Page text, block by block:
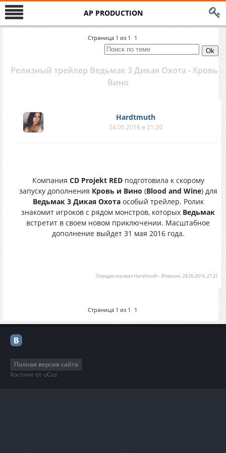
AP PRODUCTION
Страница 1 из 1 1
Релизный трейлер Ведьмак 3 Дикая Охота - Кровь и
Вино
Hardtmuth
24.05.2016 в 21:20
Компания CD Projekt REDподготовила к скорому
запуску дополнения Кровь и Вино (Blood and Wine) для
Ведьмак 3 Дикая Охотаособый трейлер. Ролик
знакомит игроков с рядом монстров, которых Ведьмак
встретит в своем новом приключении. Масштабное
дополнение выйдет 31 мая 2016 года.
Отредактировал Hardtmuth - Вторник, 24.05.2016, 21:21
Страница 1 из 1 1
Полная версия сайта
Хостинг от uCoz